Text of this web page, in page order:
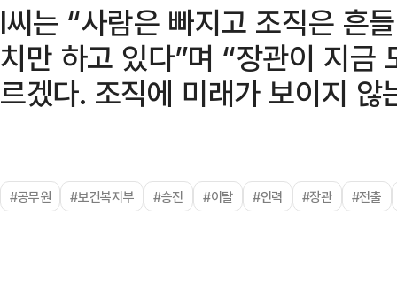
I씨는 “사람은 빠지고 조직은 흔
치만 하고 있다”며 “장관이 지금
르겠다. 조직에 미래가 보이지
#공무원 #보건복지부 #승진 #이탈 #인력 #장관 #전출